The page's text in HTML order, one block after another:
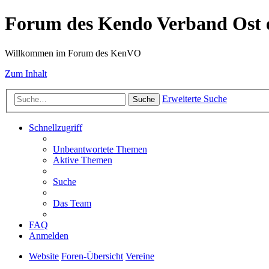
Forum des Kendo Verband Ost
Willkommen im Forum des KenVO
Zum Inhalt
Suche Erweiterte Suche
Schnellzugriff
Unbeantwortete Themen
Aktive Themen
Suche
Das Team
FAQ
Anmelden
Website Foren-Übersicht Vereine